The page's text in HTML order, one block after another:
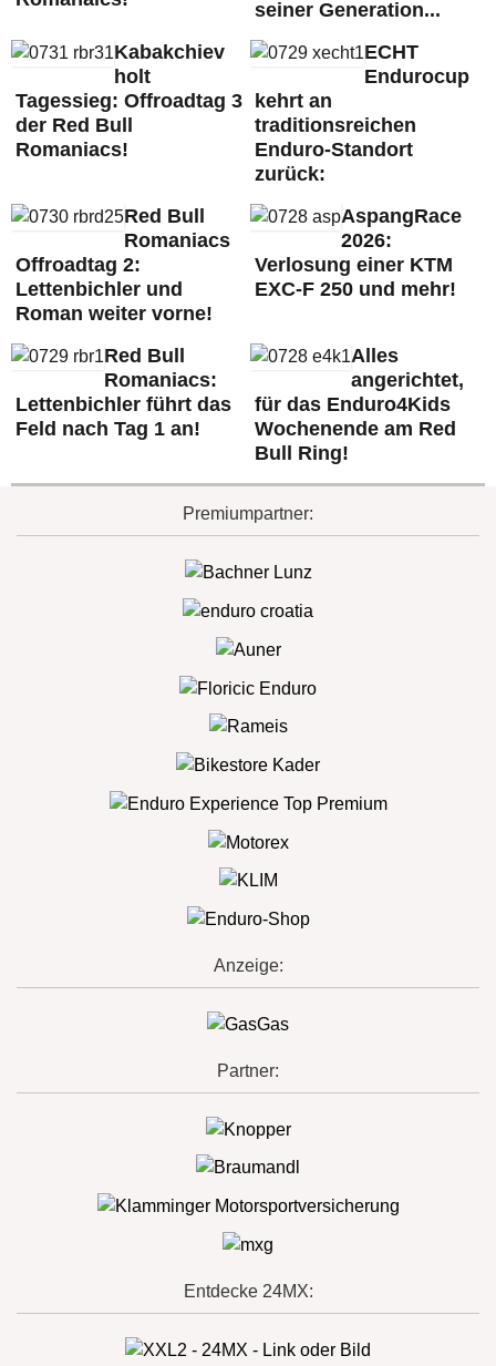
seiner Generation...
Kabakchiev
holt
Tagessieg: Offroadtag 3
der Red Bull
Romaniacs!
ECHT
Endurocup
kehrt an
traditionsreichen
Enduro-Standort
zurück:
Red Bull
Romaniacs
Offroadtag 2:
Lettenbichler und
Roman weiter vorne!
AspangRace
2026:
Verlosung einer KTM
EXC-F 250 und mehr!
Red Bull
Romaniacs:
Lettenbichler führt das
Feld nach Tag 1 an!
Alles
angerichtet,
für das Enduro4Kids
Wochenende am Red
Bull Ring!
Premiumpartner:
Anzeige:
Partner:
Entdecke 24MX: